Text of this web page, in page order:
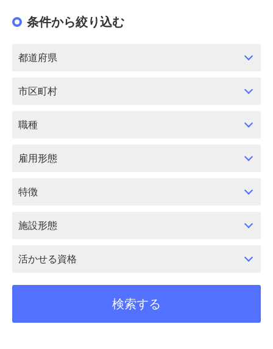
条件から絞り込む
都道府県
市区町村
職種
雇用形態
特徴
施設形態
活かせる資格